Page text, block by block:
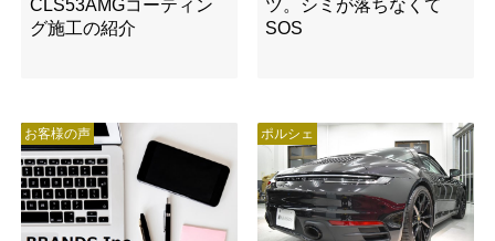
CLS53AMGコーティン
グ施工の紹介
ツ。シミが落ちなくて
SOS
お客様の声 ポルシェ